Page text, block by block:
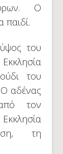
Ο
παιδί.
του
του
Ο αδένας
τον
τη